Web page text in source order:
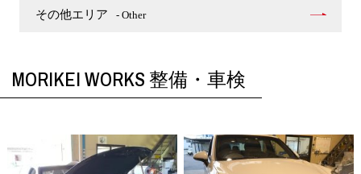
その他エリア - Other
MORIKEI WORKS 整備・車検